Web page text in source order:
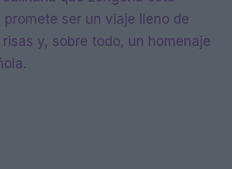
promete ser un viaje lleno de
y, sobre todo, un homenaje